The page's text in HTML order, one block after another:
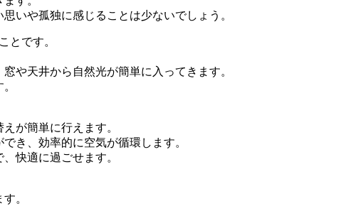
いや孤独に感じることは少ないでしょう。
とです。
や天井から自然光が簡単に入ってきます。
が簡単に行えます。
き、効率的に空気が循環します。
快適に過ごせます。
。